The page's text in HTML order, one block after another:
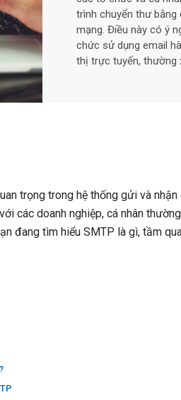
trình chuyển thư
mạng. Điều này có ý
chức sử dụng email
thị trực tuyến, thường
trọng trong hệ thống gửi và
các doanh nghiệp, cá nhân
đang tìm hiểu SMTP là gì, tầm